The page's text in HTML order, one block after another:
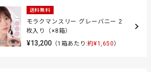
送料無料
モラクマンスリー グレーバニー 2
枚入り（×8箱）
¥13,200（1箱あたり:約¥1,650）